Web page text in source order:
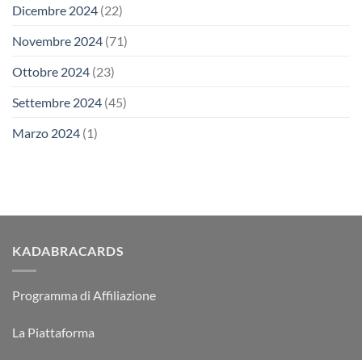
Dicembre 2024 (22)
Novembre 2024 (71)
Ottobre 2024 (23)
Settembre 2024 (45)
Marzo 2024 (1)
KADABRACARDS
Programma di Affiliazione
La Piattaforma